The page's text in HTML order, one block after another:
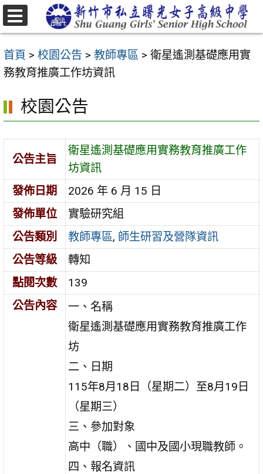
跳
至
要
內
區
首頁 > 校園公告 > 教師專區 > 衛星遙測基礎應用實
務教育推廣工作坊資訊
校園公告
公告主旨
衛星遙測基礎應用實務教育推廣工作
坊資訊
發佈日期
2026 年 6 月 15 日
發佈單位
實驗研究組
公告類別
教師專區, 師生研習及營隊資訊
公告等級
轉知
點閱次數
139
公告內容
一、名稱
衛星遙測基礎應用實務教育推廣工作
坊
二、日期
115年8月18日（星期二）至8月19日
（星期三）
三、參加對象
高中（職）、國中及國小現職教師。
四、報名資訊
選
單